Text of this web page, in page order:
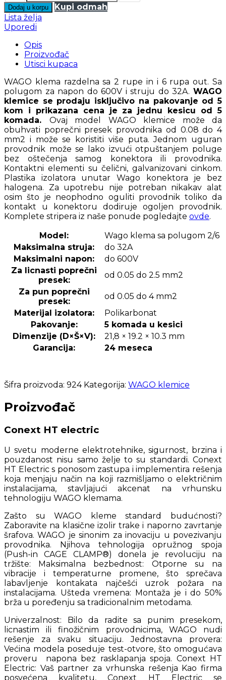
Dodaj u korpu
Kupi odmah
Lista želja
Uporedi
Opis
Proizvođač
Utisci kupaca
WAGO klema razdelna sa 2 rupe in i 6 rupa out. Sa
polugom za napon do 600V i struju do 32A. WAGO
klemice se prodaju isključivo na pakovanje od 5
kom i prikazana cena je za jednu kesicu od 5
komada. Ovaj model WAGO klemice može da
obuhvati poprečni presek provodnika od 0.08 do 4
mm2 i može se koristiti više puta. Jednom uguran
provodnik može se lako izvući otpuštanjem poluge
bez oštečenja samog konektora ili provodnika.
Kontaktni elementi su čelični, galvanizovani cinkom.
Plastika izolatora unutar Wago konektora je bez
halogena. Za upotrebu nije potreban nikakav alat
osim što je neophodno oguliti provodnik toliko da
kontakt u konektoru dodiruje ogoljen provodnik.
Komplete stripera iz naše ponude pogledajte ovde.
Model:
Wago klema sa polugom 2/6
Maksimalna struja:
do 32A
Maksimalni napon:
do 600V
Za licnasti poprečni
presek:
od 0.05 do 2.5 mm2
Za pun poprečni
presek:
od 0.05 do 4 mm2
Materijal izolatora:
Polikarbonat
Pakovanje:
5 komada u kesici
Dimenzije (D×Š×V):
21,8 × 19.2 × 10.3 mm
Garancija:
24 meseca
Šifra proizvoda: 924 Kategorija: WAGO klemice
Proizvođač
Conext HT electric
U svetu moderne elektrotehnike, sigurnost, brzina i
pouzdanost nisu samo želje to su standardi. Conext
HT Electric s ponosom zastupa i implementira rešenja
koja menjaju način na koji razmišljamo o električnim
instalacijama, stavljajući akcenat na vrhunsku
tehnologiju WAGO klemama.
Zašto su WAGO kleme standard budućnosti?
Zaboravite na klasične izolir trake i naporno zavrtanje
šrafova. WAGO je sinonim za inovaciju u povezivanju
provodnika. Njihova tehnologija opružnog spoja
(Push-in CAGE CLAMP®) donela je revoluciju na
tržište: Maksimalna bezbednost: Otporne su na
vibracije i temperaturne promene, što sprečava
labavljenje kontakata najčešći uzrok požara na
instalacijama. Ušteda vremena: Montaža je i do 50%
brža u poređenju sa tradicionalnim metodama.
Univerzalnost: Bilo da radite sa punim presekom,
licnastim ili finožičnim provodnicima, WAGO nudi
rešenje za svaku situaciju. Jednostavna provera:
Većina modela poseduje test-otvore, što omogućava
proveru napona bez rasklapanja spoja. Conext HT
Electric: Vaš partner za vrhunska rešenja Kao firma
posvećena kvalitetu, Conext HT Electric se